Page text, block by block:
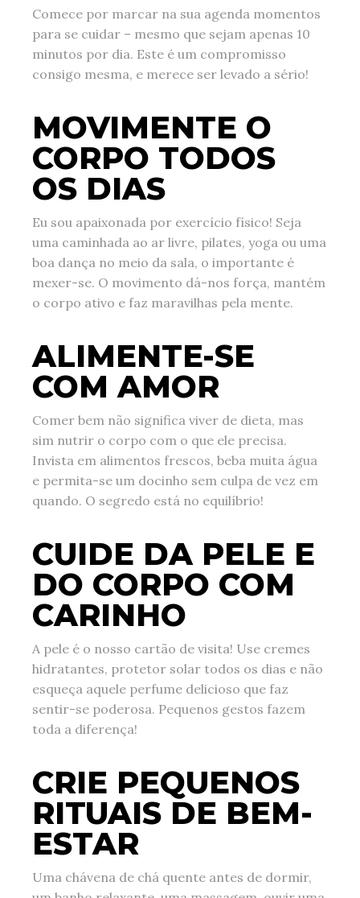
Comece por marcar na sua agenda momentos
para se cuidar – mesmo que sejam apenas 10
minutos por dia. Este é um compromisso
consigo mesma, e merece ser levado a sério!
MOVIMENTE O
CORPO TODOS
OS DIAS
Eu sou apaixonada por exercício físico! Seja
uma caminhada ao ar livre, pilates, yoga ou uma
boa dança no meio da sala, o importante é
mexer-se. O movimento dá-nos força, mantém
o corpo ativo e faz maravilhas pela mente.
ALIMENTE-SE
COM AMOR
Comer bem não significa viver de dieta, mas
sim nutrir o corpo com o que ele precisa.
Invista em alimentos frescos, beba muita água
e permita-se um docinho sem culpa de vez em
quando. O segredo está no equilíbrio!
CUIDE DA PELE E
DO CORPO COM
CARINHO
A pele é o nosso cartão de visita! Use cremes
hidratantes, protetor solar todos os dias e não
esqueça aquele perfume delicioso que faz
sentir-se poderosa. Pequenos gestos fazem
toda a diferença!
CRIE PEQUENOS
RITUAIS DE BEM-
ESTAR
Uma chávena de chá quente antes de dormir,